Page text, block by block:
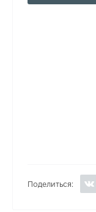
Поделиться: